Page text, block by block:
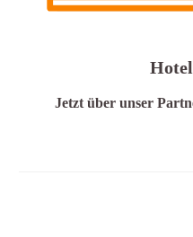
Jetzt über unser